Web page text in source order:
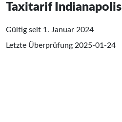
Taxitarif Indianapolis
Gültig seit 1. Januar 2024
Letzte Überprüfung 2025-01-24